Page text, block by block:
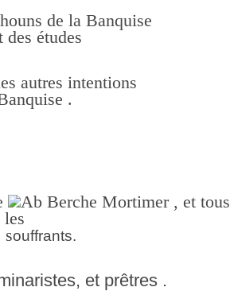
de la Banquise
études
autres intentions
.
, et tous
les
souffrants.
et prêtres .